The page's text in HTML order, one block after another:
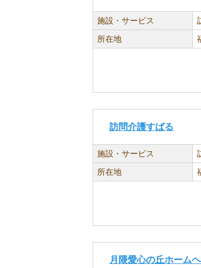
施設・サービス
所在地
訪問介護すばる
施設・サービス
所在地
月隈愛心の丘ホーム